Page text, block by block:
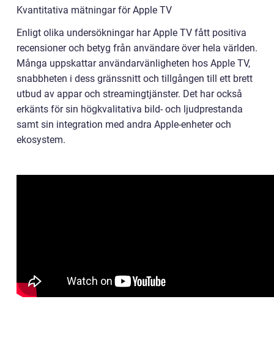
Kvantitativa mätningar för Apple TV
Enligt olika undersökningar har Apple TV fått positiva
recensioner och betyg från användare över hela världen.
Många uppskattar användarvänligheten hos Apple TV,
snabbheten i dess gränssnitt och tillgången till ett brett
utbud av appar och streamingtjänster. Det har också
erkänts för sin högkvalitativa bild- och ljudprestanda
samt sin integration med andra Apple-enheter och
ekosystem.